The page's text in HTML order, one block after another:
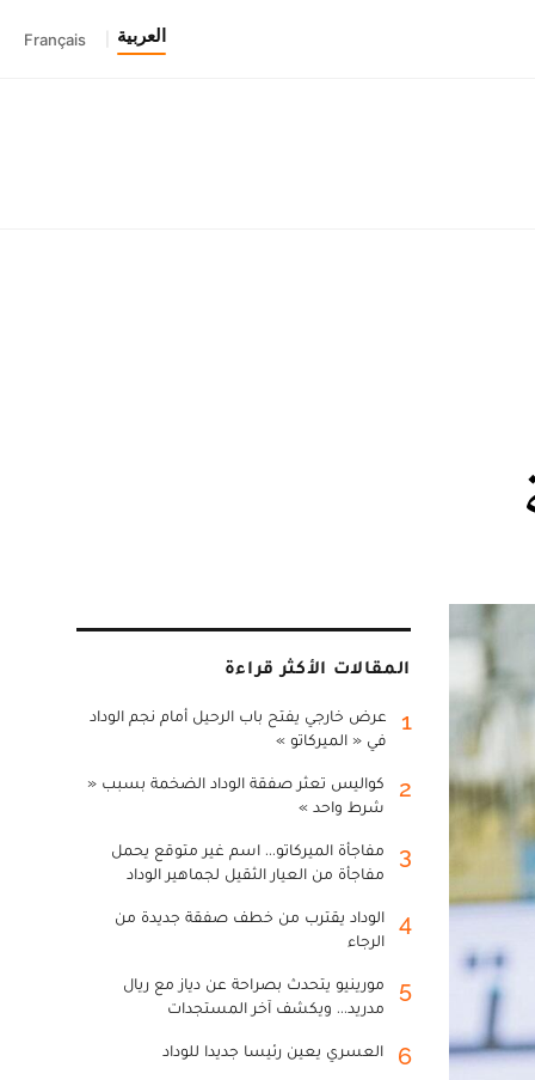
العربية Français
المقالات الأكثر قراءة
1
عرض خارجي يفتح باب الرحيل أمام نجم الوداد
في « الميركاتو »
2
كواليس تعثر صفقة الوداد الضخمة بسبب «
شرط واحد »
3
مفاجأة الميركاتو... اسم غير متوقع يحمل
مفاجأة من العيار الثقيل لجماهير الوداد
4
الوداد يقترب من خطف صفقة جديدة من
الرجاء
5
مورينيو يتحدث بصراحة عن دياز مع ريال
مدريد... ويكشف آخر المستجدات
6 العسري يعين رئيسا جديدا للوداد